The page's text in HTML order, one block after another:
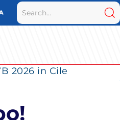
2026 in Cile